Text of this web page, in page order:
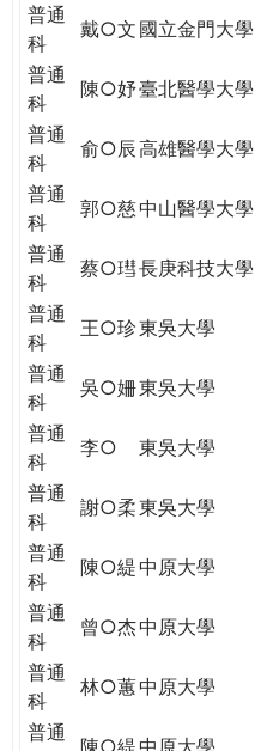
普通
科
戴○文 國立金門大學
普通
科
陳○妤臺北醫學大學
普通
科
俞○辰高雄醫學大學
普通
科
郭○慈中山醫學大學
普通
科
蔡○㻰長庚科技大學
普通
科
王○珍東吳大學
普通
科
吳○姍東吳大學
普通
科
李○ 東吳大學
普通
科
謝○柔東吳大學
普通
科
陳○緹中原大學
普通
科
曾○杰中原大學
普通
科
林○蕙中原大學
普通
陳○緹中原大學